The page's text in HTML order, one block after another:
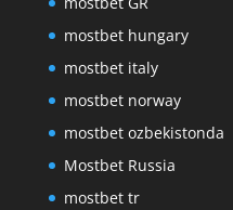
mostbet hungary
mostbet italy
mostbet norway
mostbet ozbekistonda
Mostbet Russia
mostbet tr